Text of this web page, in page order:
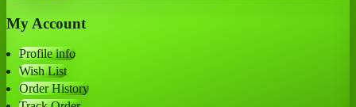
My Account
Profile info
Wish List
Order History